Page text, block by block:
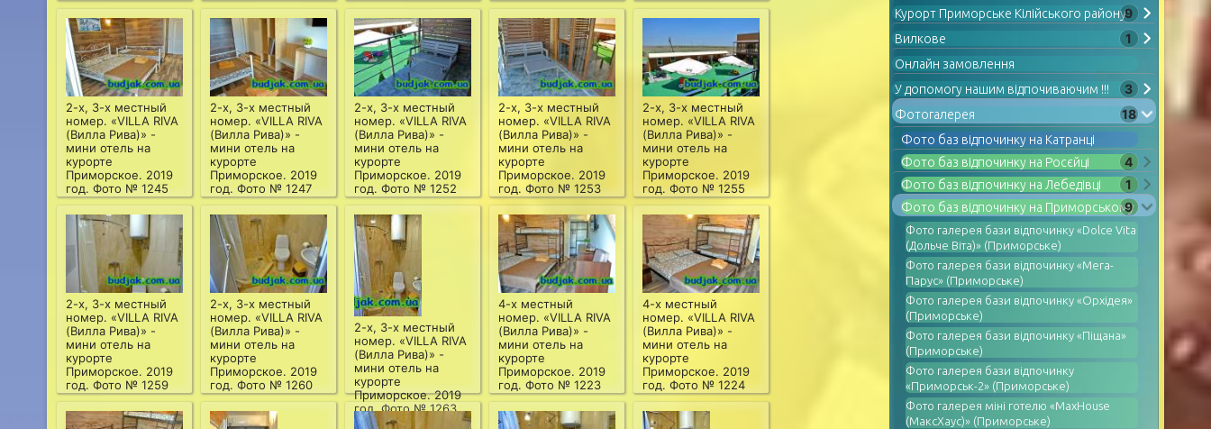
2-х, 3-х местный
номер. «VILLA RIVA
(Вилла Рива)» -
мини отель на
курорте
Приморское. 2019
год. Фото № 1245
2-х, 3-х местный
номер. «VILLA RIVA
(Вилла Рива)» -
мини отель на
курорте
Приморское. 2019
год. Фото № 1247
2-х, 3-х местный
номер. «VILLA RIVA
(Вилла Рива)» -
мини отель на
курорте
Приморское. 2019
год. Фото № 1252
2-х, 3-х местный
номер. «VILLA RIVA
(Вилла Рива)» -
мини отель на
курорте
Приморское. 2019
год. Фото № 1253
2-х, 3-х местный
номер. «VILLA RIVA
(Вилла Рива)» -
мини отель на
курорте
Приморское. 2019
год. Фото № 1255
2-х, 3-х местный
номер. «VILLA RIVA
(Вилла Рива)» -
мини отель на
курорте
Приморское. 2019
год. Фото № 1259
2-х, 3-х местный
номер. «VILLA RIVA
(Вилла Рива)» -
мини отель на
курорте
Приморское. 2019
год. Фото № 1260
2-х, 3-х местный
номер. «VILLA RIVA
(Вилла Рива)» -
мини отель на
курорте
Приморское. 2019
год. Фото № 1263
4-х местный
номер. «VILLA RIVA
(Вилла Рива)» -
мини отель на
курорте
Приморское. 2019
год. Фото № 1223
4-х местный
номер. «VILLA RIVA
(Вилла Рива)» -
мини отель на
курорте
Приморское. 2019
год. Фото № 1224
Курорт Приморське Кілійського району9
Вилкове 1
Онлайн замовлення
У допомогу нашим відпочиваючим !!!
3
Фотогалерея 18
Фото баз відпочинку на Катранці
Фото баз відпочинку на Росєйці
4
Фото баз відпочинку на Лебедівці 1
Фото баз відпочинку на Приморському
9
Фото галерея бази відпочинку «Dolce Vita
(Дольче Віта)» (Приморське)
Фото галерея бази відпочинку «Мега-
Парус» (Приморське)
Фото галерея бази відпочинку «Орхідея»
(Приморське)
Фото галерея бази відпочинку «Піщана»
(Приморське)
Фото галерея бази відпочинку
«Приморськ-2» (Приморське)
Фото галерея міні готелю «MaxHouse
(МаксХаус)» (Приморське)